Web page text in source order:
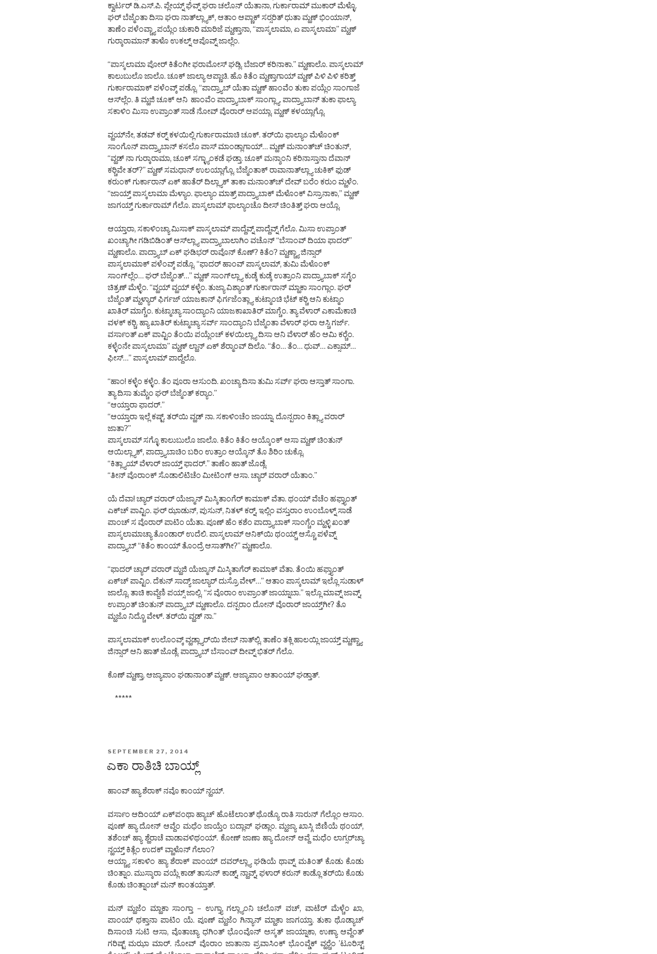
ಕ್ವಾರ್ಟರ್ ಡಿ.ಎಸ್.ಪಿ. ಪ್ಲೇಯ್ನ್ ಘೆವ್ನ್ ಘರಾ ಚಲೊನ್ ಯೆತಾನಾ, ಗುರ್ಕಾರಾಮ್ ಮುಕಾರ್ ಮೆಳ್ಳೊ.
ಘರ್ ಬೆಜ್ಮೆಂತಾ ದಿಸಾ ಘರಾ ನಾತ್‌ಲ್ಲ್ಯಾಕ್, ಆತಾಂ ಆಪ್ಣಾಕ್ ಸರ್‍ಸರಿತ್ ಧುತಾ ಮ್ಹಣ್ ಭಿಂಯಾನ್,
ತಾಣೆಂ ಪಳೆಂವ್ಚ್ಯಾ ಪಯ್ಲೆಂ ಚುಕಾರಿ ಮಾರಿಜೆ ಮ್ಹಣ್ತಾನಾ, “ಪಾಸ್ಕಲಾಮಾ, ಏ ಪಾಸ್ಕಲಾಮಾ” ಮ್ಹಣ್
ಗುರ್‍ಕಾರಾಮಾನ್ ತಾಳೊ ಉಕಲ್ನ್ ಆಪೊವ್ನ್ ಜಾಲ್ಲೆಂ.
“ಪಾಸ್ಕಲಾಮಾ ಪೋರ್ ಕಿತೆಂಗೀ ಫರಾಮೋಸ್ ಘಡ್ಲಿ. ಬೆಜಾರ್ ಕರಿನಾಕಾ.” ಮ್ಹಣಾಲೊ. ಪಾಸ್ಕಲಾಮ್
ಕಾಲುಬುಲೊ ಜಾಲೊ. ಚೂಕ್ ಜಾಲ್ಯಾ ಆಪ್ಣಾಚಿ. ಹೊ ಕಿತೆಂ ಮ್ಹಣ್ತಾಗಾಯ್ ಮ್ಹಣ್ ಪಿಳಿ ಪಿಳಿ ಕರಿತ್ತ್
ಗುರ್ಕಾರಾಮಾಕ್ ಪಳೆಂವ್ಕ್ ಪಡ್ಲೊ. “ಪಾದ್ರ್ಯಾಬ್ ಯೆತಾ ಮ್ಹಣ್ ಹಾಂವೆಂ ತುಕಾ ಪಯ್ಲೆಂ ಸಾಂಗಾಜೆ
ಆಸ್‌ಲ್ಲೆಂ. ತಿ ಮ್ಹಜಿ ಚೂಕ್ ಆನಿ ಹಾಂವೆಂ ಪಾದ್ರ್ಯಾಬಾಕ್ ಸಾಂಗ್ಲ್ಯಾ. ಪಾದ್ರ್ಯಾಬಾನ್ ತುಕಾ ಫಾಲ್ಯಾ
ಸಕಾಳಿಂ ಮಿಸಾ ಉಪ್ರಾಂತ್ ಸಾಡೆ ನೋವ್ ವೊರಾರ್ ಆಪಯ್ಲಾ. ಮ್ಹಣ್ ಕಳಯ್ಲಾಗ್ಲೊ.
ವ್ಹಯ್‌ನೇ, ತಡವ್ ಕರ್‍ನ್ ಕಳಯಿಲ್ಲಿ ಗುರ್ಕಾರಾಮಾಚಿ ಚೂಕ್. ತರ್‌ಯಿ ಫಾಲ್ಯಾಂ ಮೆಳೊಂಕ್
ಸಾಂಗೊನ್ ಪಾದ್ರ್ಯಾಬಾನ್ ಕಸಲೊ ಪಾಸ್ ಮಾಂಡ್ಲಾಗಾಯ್… ಮ್ಹಣ್ ಮನಾಂತ್‌ಚ್ ಚಿಂತುನ್,
“ವ್ಹಡ್ ನಾ ಗುರ್‍ಕಾರಾಮಾ, ಚೂಕ್ ಸಗ್ಳ್ಯಾಂಕಡೆ ಘಡ್ತಾ. ಚೂಕ್ ಮನ್ಶಾಂನಿ ಕರಿನಾಸ್ತಾನಾ ದೆವಾನ್
ಕರ್‍ಚಿವೇ ತರ್?” ಮ್ಹಣ್ ಸಮಧಾನ್ ಉಲಯ್ಲಾಗ್ಲೊ. ಬೆಜ್ಮೆಂತಾಕ್ ರಾವಾನಾತ್‌ಲ್ಲ್ಯಾ ಚುಕಿಕ್ ಫುಡ್
ಕರುಂಕ್ ಗುರ್ಕಾರಾನ್ ಏಕ್ ಹಾತೆರ್ ದಿಲ್ಲ್ಯಾಕ್ ತಾಕಾ ಮನಾಂತ್‌ಚ್ ದೇವ್ ಬರೆಂ ಕರುಂ ಮ್ಹಳೆಂ.
“ಜಾಯ್ತ್ ಪಾಸ್ಕಲಾಮಾ ಮೆಳ್ಯಾಂ. ಫಾಲ್ಯಾಂ ಮಾತ್ರ್ ಪಾದ್ರ್ಯಾಬಾಕ್ ಮೆಳೊಂಕ್ ವಿಸ್ರಾನಾಕಾ,” ಮ್ಹಣ್
ಜಾಗಯ್ತ್ ಗುರ್ಕಾರಾಮ್ ಗೆಲೊ. ಪಾಸ್ಕಲಾಮ್ ಫಾಲ್ಯಾಂಚೊ ದೀಸ್ ಚಿಂತಿತ್ತ್ ಘರಾ ಆಯ್ಲೊ.
ಆಯ್ತಾರಾ, ಸಕಾಳಿಂಚ್ಯಾ ಮಿಸಾಕ್ ಪಾಸ್ಕಲಾಮ್ ಪಾದ್ದೆವ್ನ್ ಪಾದ್ದೆವ್ನ್ ಗೆಲೊ. ಮಿಸಾ ಉಪ್ರಾಂತ್
ಖಂಚ್ಯಾಗೀ ಗಡಿಬಿಡಿಂತ್ ಆಸ್‌ಲ್ಲ್ಯಾ ಪಾದ್ರ್ಯಾಬಾಲಾಗಿಂ ವಚೊನ್ “ಬೆಸಾಂವ್ ದಿಯಾ ಫಾದರ್”
ಮ್ಹಣಾಲೊ. ಪಾದ್ರ್ಯಾಬ್ ಏಕ್ ಘಡಿಭರ್ ರಾವೊನ್ ಕೊಣ್? ಕಿತೆಂ? ಮ್ಹಣ್ಚ್ಯಾ ಜಿನ್ಸಾರ್
ಪಾಸ್ಕಲಾಮಾಕ್ ಪಳೆಂವ್ಕ್ ಪಡ್ಲೊ. “ಫಾದರ್ ಹಾಂವ್ ಪಾಸ್ಕಲಾಮ್, ತುಮಿ ಮೆಳೊಂಕ್
ಸಾಂಗ್‌ಲ್ಲೆಂ… ಘರ್ ಬೆಜ್ಮೆಂತ್…” ಮ್ಹಣ್ ಸಾಂಗ್‌ಲ್ಲ್ಯಾ ಕುಡ್ಕೆ ಕುಡ್ಕೆ ಉತ್ರಾಂನಿ ಪಾದ್ರ್ಯಾಬಾಕ್ ಸಗ್ಳೆಂ
ಚಿತ್ರಣ್ ಮೆಳ್ಳೆಂ. “ವ್ಹಯ್ ವ್ಹಯ್ ಕಳ್ಳೆಂ. ತುಜ್ಯಾ ವಿಶ್ಯಾಂತ್ ಗುರ್ಕಾರಾನ್ ಮ್ಹಾಕಾ ಸಾಂಗ್ಲಾಂ. ಘರ್
ಬೆಜ್ಮೆಂತ್ ಮ್ಹಳ್ಯಾರ್ ಫಿರ್ಗಜ್ ಯಾಜಕಾನ್ ಫಿರ್ಗಜೆಂತ್ಲ್ಯಾ ಕುಟ್ಮಾಂಚಿ ಭೆಟ್ ಕರ್‍ಚಿ ಆನಿ ಕುಟ್ಮಾಂ
ಖಾತಿರ್ ಮಾಗ್ಚೆಂ. ಕುಟ್ಮಾಚ್ಯಾ ಸಾಂದ್ಯಾಂನಿ ಯಾಜಕಾಖಾತಿರ್ ಮಾಗ್ಚೆಂ. ತ್ಯಾ ವೆಳಾರ್ ಎಕಾಮೆಕಾಚಿ
ವಳಕ್ ಕರ್‍ಚಿ. ಹ್ಯಾ ಖಾತಿರ್ ಕುಟ್ಮಾಚ್ಯಾ ಸರ್ವ್ ಸಾಂದ್ಯಾಂನಿ ಬೆಜ್ಮೆಂತಾ ವೆಳಾರ್ ಘರಾ ಆಸ್ಚಿ ಗರ್ಜ್.
ವರ್ಸಾಂತ್ ಏಕ್ ಪಾವ್ಟಿಂ ತೆಂಯಿ ಪಯ್ಲೆಂಚ್ ಕಳಯಿಲ್ಲ್ಯಾ ದಿಸಾ ಆನಿ ವೆಳಾರ್ ಹೆಂ ಆಮಿ ಕರ್‍ಚೆಂ.
ಕಳ್ಳೆಂನೇ ಪಾಸ್ಕಲಾಮಾ” ಮ್ಹಣ್ ಲ್ಹಾನ್ ಏಕ್ ಶೆರ್‍ಮಾಂವ್ ದಿಲೊ. “ತೆಂ… ತೆಂ… ಧುವ್… ಎಕ್ಸಾಮ್…
ಫೀಸ್…” ಪಾಸ್ಕಲಾಮ್ ಪಾದ್ದೆಲೊ.
“ಹಾಂ! ಕಳ್ಳೆಂ ಕಳ್ಳೆಂ. ತೆಂ ಪೂರಾ ಆಸುಂದಿ. ಖಂಚ್ಯಾ ದಿಸಾ ತುಮಿ ಸರ್ವ್ ಘರಾ ಆಸ್ತಾತ್ ಸಾಂಗಾ.
ತ್ಯಾ ದಿಸಾ ತುಮ್ಚೆಂ ಘರ್ ಬೆಜ್ಮೆಂತ್ ಕರ್‍ಯಾಂ.”
“ಆಯ್ತಾರಾ ಫಾದರ್.”
“ಆಯ್ತಾರಾ ಇಲ್ಲೆ ಕಷ್ಟ್. ತರ್‌ಯಿ ವ್ಹಡ್ ನಾ. ಸಕಾಳಿಂಚೆಂ ಜಾಯ್ನಾ. ದೊನ್ಪರಾಂ ಕಿತ್ಲ್ಯಾ ವರಾರ್
ಜಾತಾ?”
ಪಾಸ್ಕಲಾಮ್ ಸಗ್ಳೊ ಕಾಲುಬುಲೊ ಜಾಲೊ. ಕಿತೆಂ ಕಿತೆಂ ಆಯ್ಕೊಂಕ್ ಆಸಾ ಮ್ಹಣ್ ಚಿಂತುನ್
ಆಯಿಲ್ಲ್ಯಾಕ್, ಪಾದ್ರ್ಯಾಬಾಚಿಂ ಬರಿಂ ಉತ್ರಾಂ ಆಯ್ಕೊನ್ ತೊ ಶಿರಿಂ ಚುಕ್ಲೊ.
“ಕಿತ್ಲ್ಯಾಯ್ ವೆಳಾರ್ ಜಾಯ್ತ್ ಫಾದರ್.” ತಾಣೆಂ ಹಾತ್ ಜೊಡ್ಲೆ.
“ತೀನ್ ವೊರಾಂಕ್ ಸೊಡಾಲಿಟಿಚೆಂ ಮೀಟಿಂಗ್ ಆಸಾ. ಚ್ಯಾರ್ ವರಾರ್ ಯೆತಾಂ.”
ಯೆ ದೆವಾ! ಚ್ಯಾರ್ ವರಾರ್ ಯೆಜ್ಮಾನ್ ಮಿಸ್ಕಿತಾಂಗೆರ್ ಕಾಮಾಕ್ ವೆತಾ. ಥಂಯ್ ವೆಚೆಂ ಹಫ್ತ್ಯಾಂತ್
ಎಕ್‌ಚ್ ಪಾವ್ಟಿಂ. ಘರ್ ಝಾಡುನ್, ಪುಸುನ್, ನಿತಳ್ ಕರ್‍ನ್, ಇಲ್ಲಿಂ ವಸ್ತುರಾಂ ಉಂಬೊಳ್ನ್ ಸಾಡೆ
ಪಾಂಚ್ ಸ ವೊರಾರ್ ಪಾಟಿಂ ಯೆತಾ. ಪೂಣ್ ಹೆಂ ಕಶೆಂ ಪಾದ್ರ್ಯಾಬಾಕ್ ಸಾಂಗ್ಚೆಂ ಮ್ಹಳ್ಳಿ ಖಂತ್
ಪಾಸ್ಕಲಾಮಾಚ್ಯಾ ತೊಂಡಾರ್ ಉದೆಲಿ. ಪಾಸ್ಕಲಾಮ್ ಆನಿಕ್‌ಯಿ ಥಂಯ್ಚ್ ಆಸ್ಚೊ ಪಳೆವ್ನ್
ಪಾದ್ರ್ಯಾಬ್ “ಕಿತೆಂ ಕಾಂಯ್ ತೊಂದ್ರೆ ಆಸಾತ್‌ಗೀ?” ಮ್ಹಣಾಲೊ.
“ಫಾದರ್ ಚ್ಯಾರ್ ವರಾರ್ ಮ್ಹಜಿ ಯೆಜ್ಮಾನ್ ಮಿಸ್ಕಿತಾಗೆರ್ ಕಾಮಾಕ್ ವೆತಾ. ತೆಂಯಿ ಹಫ್ತ್ಯಾಂತ್
ಏಕ್‌ಚ್ ಪಾವ್ಟಿಂ. ದೆಕುನ್ ಸಾದ್ಯ್ ಜಾಲ್ಯಾರ್ ದುಸ್ರೊ ವೇಳ್…” ಆತಾಂ ಪಾಸ್ಕಲಾಮ್ ಇಲ್ಲೊ ಸುಡಾಳ್
ಜಾಲ್ಲೊ. ತಾಚಿ ಕಾವ್ಜೆಣಿ ಪಯ್ಸ್ ಜಾಲ್ಲಿ. “ಸ ವೊರಾಂ ಉಪ್ರಾಂತ್ ಜಾಯ್ನಾಬಾ.” ಇಲ್ಲೊ ಮಾವ್ನ್ ಜಾವ್ನ್,
ಉಪ್ರಾಂತ್ ಚಿಂತುನ್ ಪಾದ್ರ್ಯಾಬ್ ಮ್ಹಣಾಲೊ. ದನ್ಪರಾಂ ದೋನ್ ವೊರಾರ್ ಜಾಯ್ತ್‌ಗೀ? ತೊ
ಮ್ಹಜೊ ನಿದ್ಚೊ ವೇಳ್. ತರ್‌ಯಿ ವ್ಹಡ್ ನಾ.”
ಪಾಸ್ಕಲಾಮಾಕ್ ಉಲೊಂವ್ಕ್ ವ್ಹಡ್ಲ್ಯಾರ್‌ಯಿ ಜೀಬ್ ನಾತ್‌ಲ್ಲಿ. ತಾಣೆಂ ತಕ್ಲಿ ಹಾಲಯ್ಲಿ ಜಾಯ್ತ್ ಮ್ಹಣ್ಚ್ಯಾ
ಜಿನ್ಸಾರ್ ಆನಿ ಹಾತ್ ಜೊಡ್ಲೆ. ಪಾದ್ರ್ಯಾಬ್ ಬೆಸಾಂವ್ ದೀವ್ನ್ ಭಿತರ್ ಗೆಲೊ.
ಕೊಣ್ ಮ್ಹಣ್ತಾ, ಆಜ್ಯಾಪಾಂ ಘಡಾನಾಂತ್ ಮ್ಹಣ್. ಆಜ್ಯಾಪಾಂ ಆತಾಂಯ್ ಘಡ್ತಾತ್.
*****
POSTED
SEPTEMBER 27, 2014
ಎಕಾ ರಾತಿಚಿ ಬಾಯ್ಲ್
ಹಾಂವ್ ಹ್ಯಾ ಶೆರಾಕ್ ನವೊ ಕಾಂಯ್ ನ್ಹಯ್.
ವರ್ಸಾಂ ಆದಿಂಯ್ ಏಕ್‌ಪಂಥಾ ಹ್ಯಾಚ್ ಹೊಟೆಲಾಂತ್ ಥೊಡ್ಯೊ ರಾತಿ ಸಾರುನ್ ಗೆಲ್ಲೊಂ ಆಸಾಂ.
ಪೂಣ್ ಹ್ಯಾ ದೋನ್ ಆವ್ದೆಂ ಮಧೆಂ ಜಾಯ್ತೆಂ ಬದ್ಲಾಪ್ ಘಡ್ಲಾಂ. ಮ್ಹಜ್ಯಾ ಖಾಸ್ಗಿ ಜಿಣಿಯೆ ಥಂಯ್,
ತಶೆಂಚ್ ಹ್ಯಾ ಶ್ಹೆರಾಚೆ ವಾಡಾವಳಿಥಂಯ್. ಕೋಣ್ ಜಾಣಾ ಹ್ಯಾ ದೋನ್ ಆವ್ದೆ ಮಧೆಂ ಲಾಗ್ಸರ್‌ಚ್ಯಾ
ನ್ಹಯ್ತ್ ಕಿತ್ಲೆಂ ಉದಕ್ ವ್ಹಾಳೊನ್ ಗೆಲಾಂ?
ಆಯ್ಚ್ಯಾ ಸಕಾಳಿಂ ಹ್ಯಾ ಶೆರಾಕ್ ಪಾಂಯ್ ದವರ್‌ಲ್ಲ್ಯಾ ಘಡಿಯೆ ಥಾವ್ನ್ ಮತಿಂತ್ ಕೊಡು ಕೊಡು
ಚಿಂತ್ನಾಂ. ಮುಸ್ಕಾರಾ ವಯ್ಲೆ ಕಾಡ್ ತಾಸುನ್ ಕಾಡ್ನ್, ನ್ಹಾವ್ನ್, ಫಳಾರ್ ಕರುನ್ ಕಾಡ್ಲೊ ತರ್‌ಯಿ ಕೊಡು
ಕೊಡು ಚಿಂತ್ನಾಂಚ್ ಮನ್ ಕಾಂತಯ್ತಾತ್.
ಮನ್ ಮ್ಹಜೆಂ ಮ್ಹಾಕಾ ಸಾಂಗ್ತಾ – ಉಗ್ತ್ಯಾ ಗಲ್ಲ್ಯಾಂನಿ ಚಲೊನ್ ವಚ್, ವಾಟೆರ್ ಮೆಳ್ಚೆಂ ಖಾ,
ಪಾಂಯ್ ಥಕ್ತಾನಾ ಪಾಟಿಂ ಯೆ. ಪೂಣ್ ಮ್ಹಜೆಂ ಗಿನ್ಯಾನ್ ಮ್ಹಾಕಾ ಜಾಗಯ್ತಾ. ತುಕಾ ಥೊಡ್ಯಾಚ್
ದಿಸಾಂಚಿ ಸುಟಿ ಆಸಾ, ವೊತಾಚ್ಯಾ ಧಗಿಂತ್ ಭೊಂವೊನ್ ಅಸ್ಕತ್ ಜಾಯ್ನಾಕಾ, ಉಣ್ಯಾ ಆವ್ದೆಂತ್
ಗರಿಷ್ಟ್ ಮಝಾ ಮಾರ್. ನೋವ್ ವೊರಾಂ ಜಾತಾನಾ ಪ್ರವಾಸಿಂಕ್ ಭೊಂವ್ಡೆಕ್ ವ್ಹರ್‍ಚೆಂ ’ಟೂರಿಸ್ಟ್